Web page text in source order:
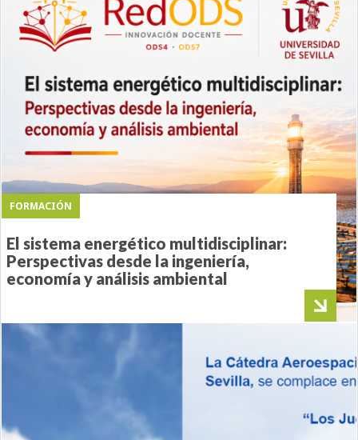
FORMACIÓN
El sistema energético multidisciplinar:
Perspectivas desde la ingeniería,
economía y análisis ambiental